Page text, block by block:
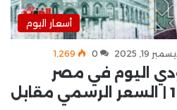
أسعار اليوم
19, 2025
0 1٬269
اليوم في مصر
الجمعة 19/12/2025 | السعر الرسمي مقابل